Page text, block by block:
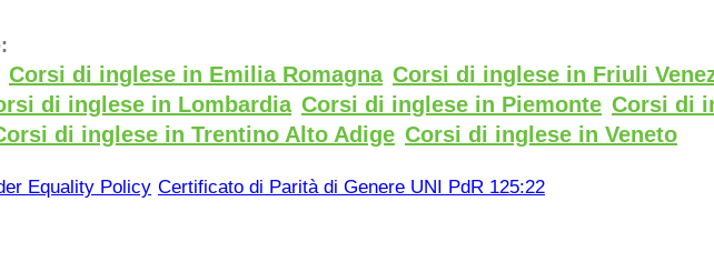
Corsi di inglese in Emilia Romagna Corsi di inglese in Friuli
di inglese in Lombardia Corsi di inglese in Piemonte Corsi di
di inglese in Trentino Alto Adige Corsi di inglese in Veneto
Equality Policy Certificato di Parità di Genere UNI PdR 125:22